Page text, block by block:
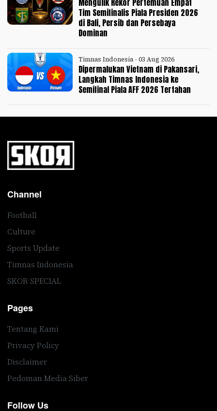
Tim Semifinalis Piala Presiden 2026
di Bali, Persib dan Persebaya
Dominan
Timnas Indonesia - 03 Aug 2026
Dipermalukan Vietnam di Pakansari,
Langkah Timnas Indonesia ke
Semifinal Piala AFF 2026 Tertahan
Channel
Football
Culture
Sports Update
Timnas Indonesia
SKOR SPECIAL
Pages
Tentang Kami
Privacy Policy
Disclaimer
Pedoman Media Siber
Follow Us